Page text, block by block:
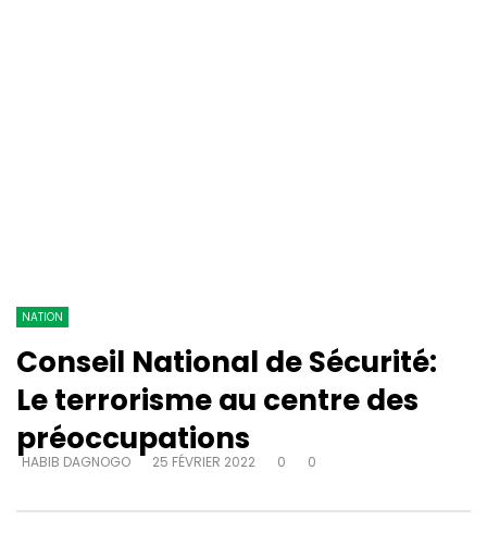
NATION
Conseil National de Sécurité:
Le terrorisme au centre des
préoccupations
HABIB DAGNOGO 25 FÉVRIER 2022 0 0